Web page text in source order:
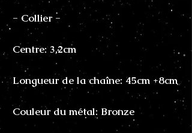
- Collier -
Centre: 3,2cm
Longueur de la chaîne: 45cm +8cm
Couleur du métal: Bronze